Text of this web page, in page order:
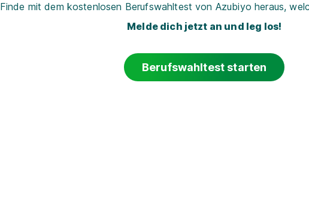
Finde mit dem kostenlosen Berufswahltest von Azubiyo heraus,
Melde dich jetzt an und leg los!
Berufswahltest starten